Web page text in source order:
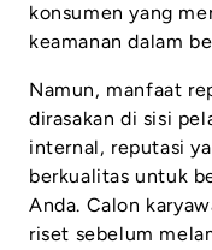
konsumen yang
keamanan dalam
Namun, manfaat
dirasakan di sisi
internal, reputasi
berkualitas untuk
Anda. Calon
riset sebelum